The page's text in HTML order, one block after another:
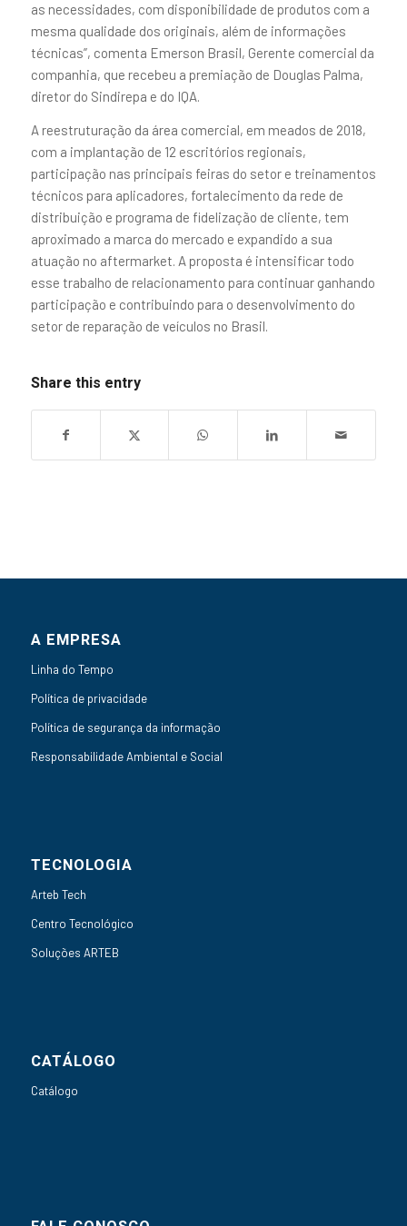
as necessidades, com disponibilidade de produtos com a
mesma qualidade dos originais, além de informações
técnicas”, comenta Emerson Brasil, Gerente comercial da
companhia, que recebeu a premiação de Douglas Palma,
diretor do Sindirepa e do IQA.
A reestruturação da área comercial, em meados de 2018,
com a implantação de 12 escritórios regionais,
participação nas principais feiras do setor e treinamentos
técnicos para aplicadores, fortalecimento da rede de
distribuição e programa de fidelização de cliente, tem
aproximado a marca do mercado e expandido a sua
atuação no aftermarket. A proposta é intensificar todo
esse trabalho de relacionamento para continuar ganhando
participação e contribuindo para o desenvolvimento do
setor de reparação de veículos no Brasil.
Share this entry
A EMPRESA
Linha do Tempo
Política de privacidade
Política de segurança da informação
Responsabilidade Ambiental e Social
TECNOLOGIA
Arteb Tech
Centro Tecnológico
Soluções ARTEB
CATÁLOGO
Catálogo